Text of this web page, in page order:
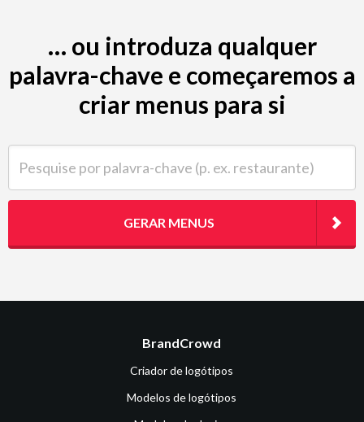
… ou introduza qualquer
palavra-chave e começaremos a
criar menus para si
GERAR MENUS
BrandCrowd
Criador de logótipos
Modelos de logótipos